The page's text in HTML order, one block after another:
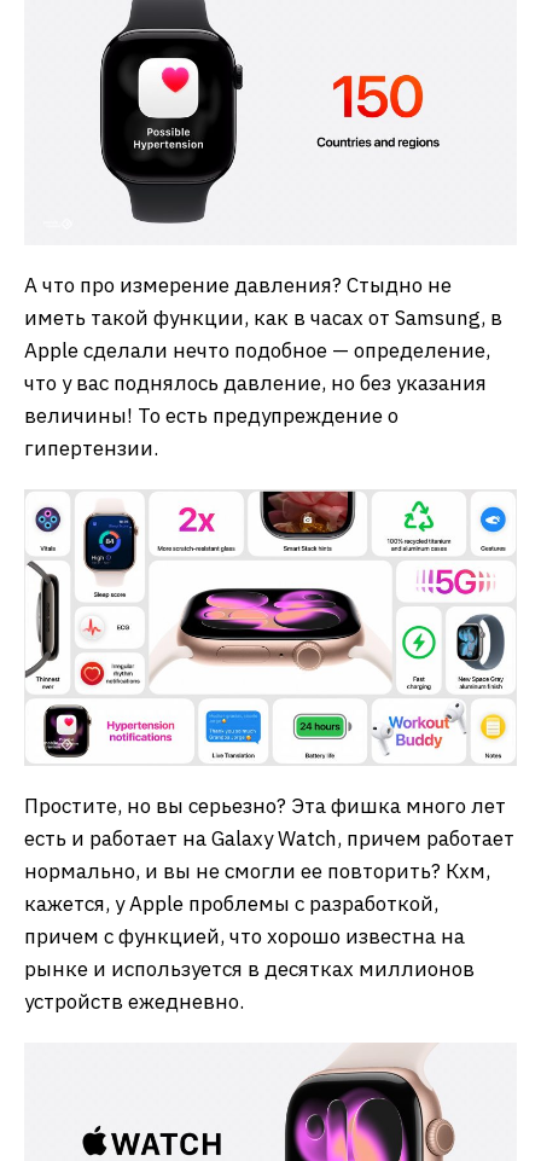
А что про измерение давления? Стыдно не
иметь такой функции, как в часах от Samsung, в
Apple сделали нечто подобное — определение,
что у вас поднялось давление, но без указания
величины! То есть предупреждение о
гипертензии.
Простите, но вы серьезно? Эта фишка много лет
есть и работает на Galaxy Watch, причем работает
нормально, и вы не смогли ее повторить? Кхм,
кажется, у Apple проблемы с разработкой,
причем с функцией, что хорошо известна на
рынке и используется в десятках миллионов
устройств ежедневно.